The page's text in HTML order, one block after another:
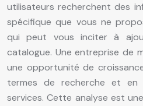
utilisateurs recherchent des
spécifique que vous ne
qui peut vous inciter à
catalogue. Une entreprise de
une opportunité de
termes de recherche et
services. Cette analyse est